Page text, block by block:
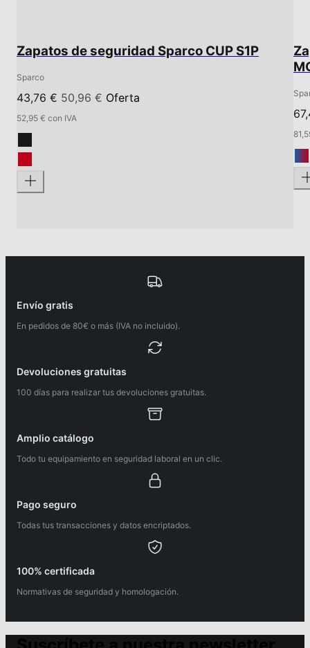
Zapatos de seguridad Sparco CUP S1P
Sparco
43,76 € 50,96 € Oferta
52,95 € con IVA
Envío gratis
En pedidos de 80€ o más (IVA no incluido).
Devoluciones gratuitas
100 días para realizar tus devoluciones gratuitas.
Amplio catálogo
Todo tu equipamiento en seguridad laboral en un clic.
Pago seguro
Todas tus transacciones y datos encriptados.
100% certificada
Normativas de seguridad y homologación.